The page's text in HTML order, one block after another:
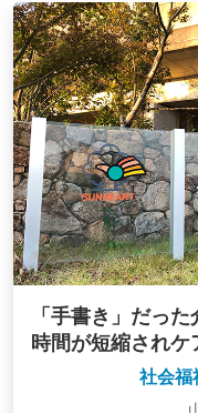
「手書き」だっ
時間が短縮されケ
社会福